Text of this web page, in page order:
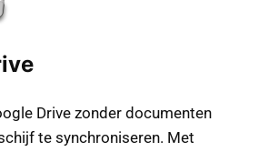
Drive zonder documenten
te synchroniseren. Met